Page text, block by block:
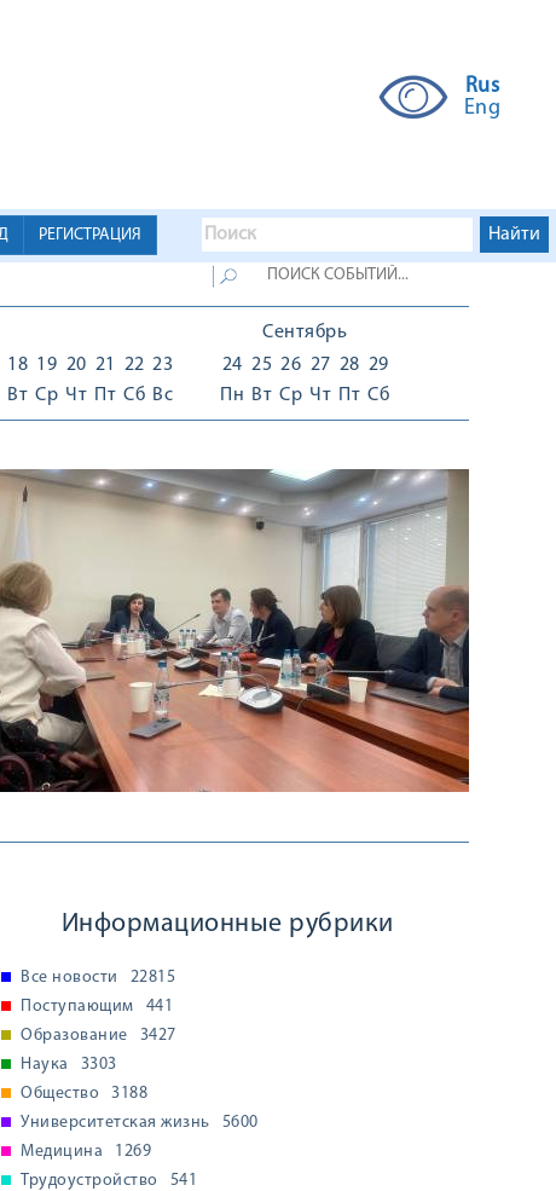
Rus
Eng
РЕГИСТРАЦИЯ
18
Вт
19
Ср
20
Чт
21
Пт
22
Сб
23
Вс
Сентябрь
24
Пн
25
Вт
26
Ср
27
Чт
28
Пт
29
Сб
Информационные рубрики
Все новости
22815
Поступающим
441
Образование
3427
Наука
3303
Общество
3188
Университетская жизнь
5600
Медицина
1269
Трудоустройство
541